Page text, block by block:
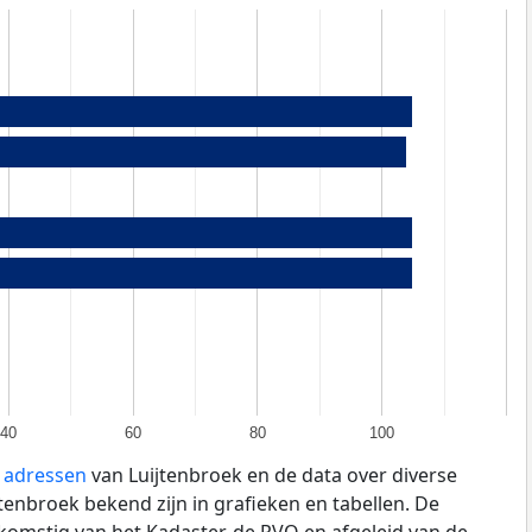
40 60 80 100
van Luijtenbroek en de data over diverse
bekend zijn in grafieken en tabellen. De